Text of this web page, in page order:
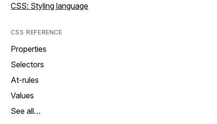
CSS: Styling language
CSS REFERENCE
Properties
Selectors
At-rules
Values
See all…